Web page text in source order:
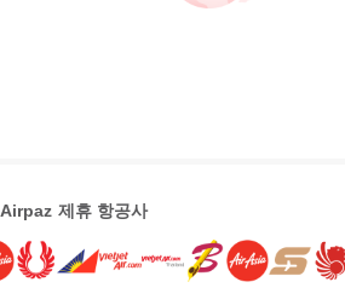
Airpaz 제휴 항공사